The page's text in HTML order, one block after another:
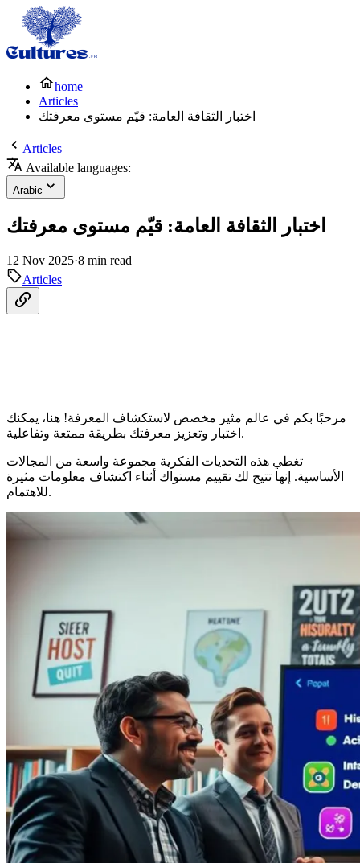
home
Articles
اختبار الثقافة العامة: قيّم مستوى معرفتك
Articles
Available languages:
Arabic
اختبار الثقافة العامة: قيّم مستوى معرفتك
12 Nov 2025·8 min read
Articles
مرحبًا بكم في عالم مثير مخصص لاستكشاف المعرفة! هنا، يمكنك
اختبار وتعزيز معرفتك بطريقة ممتعة وتفاعلية.
تغطي هذه التحديات الفكرية مجموعة واسعة من المجالات
الأساسية. إنها تتيح لك تقييم مستواك أثناء اكتشاف معلومات مثيرة
للاهتمام.